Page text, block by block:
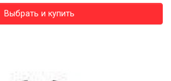
Выбрать и купить